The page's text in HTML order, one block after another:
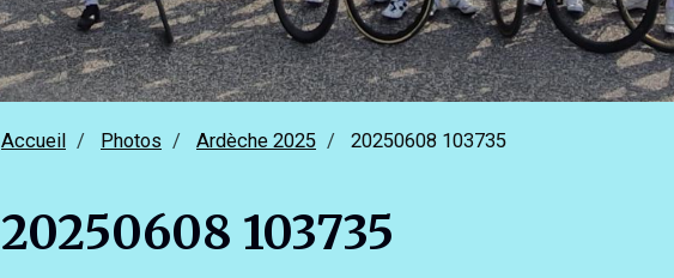
Accueil Photos Ardèche 2025 20250608 103735
20250608 103735